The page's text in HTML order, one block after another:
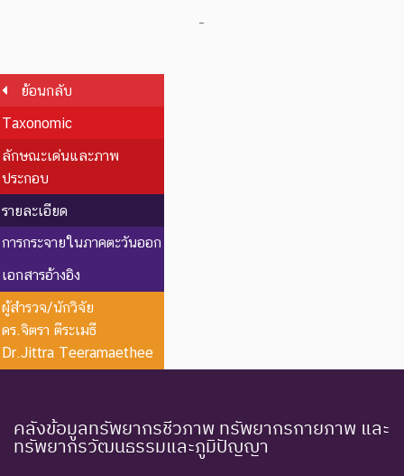
-
ย้อนกลับ
Taxonomic
ลักษณะเด่นและภาพ
ประกอบ
รายละเอียด
การกระจายในภาคตะวันออก
เอกสารอ้างอิง
ผู้สำรวจ/นักวิจัย
ดร.จิตรา ตีระเมธี
Dr.Jittra Teeramaethee
คลังข้อมูลทรัพยากรชีวภาพ ทรัพยากรกายภาพ และ
ทรัพยากรวัฒนธรรมและภูมิปัญญา